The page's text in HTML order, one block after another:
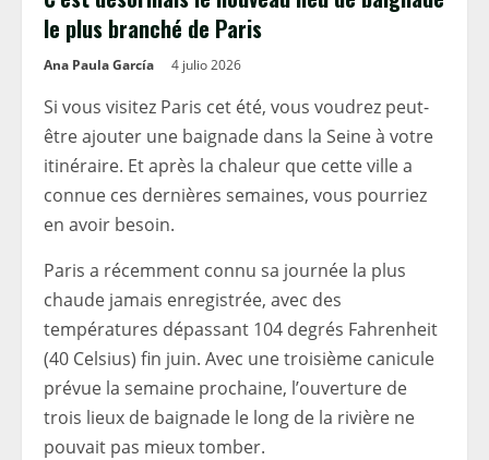
le plus branché de Paris
Ana Paula García 4 julio 2026
Si vous visitez Paris cet été, vous voudrez peut-
être ajouter une baignade dans la Seine à votre
itinéraire. Et après la chaleur que cette ville a
connue ces dernières semaines, vous pourriez
en avoir besoin.
Paris a récemment connu sa journée la plus
chaude jamais enregistrée, avec des
températures dépassant 104 degrés Fahrenheit
(40 Celsius) fin juin. Avec une troisième canicule
prévue la semaine prochaine, l’ouverture de
trois lieux de baignade le long de la rivière ne
pouvait pas mieux tomber.